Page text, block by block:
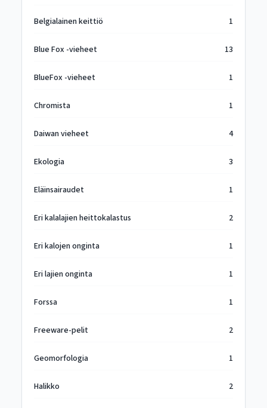
Belgialainen keittiö 1
Blue Fox -vieheet 13
BlueFox -vieheet 1
Chromista 1
Daiwan vieheet 4
Ekologia 3
Eläinsairaudet 1
Eri kalalajien heittokalastus 2
Eri kalojen onginta 1
Eri lajien onginta 1
Forssa 1
Freeware-pelit 2
Geomorfologia 1
Halikko 2